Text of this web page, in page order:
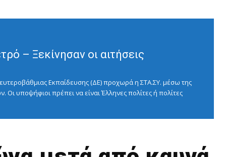
– Ξεκίνησαν οι αιτήσεις
Εκπαίδευσης (ΔΕ) προχωρά η ΣΤΑ.ΣΥ. μέσω της
Οι υποψήφιοι πρέπει να είναι Έλληνες πολίτες ή πολίτες